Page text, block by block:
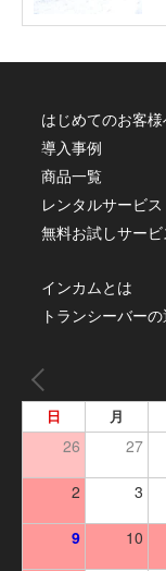
はじめてのお客様
導入事例
商品一覧
レンタルサービス
無料お試しサービ
インカムとは
トランシーバー
日 月
26 27
2 3
9 10